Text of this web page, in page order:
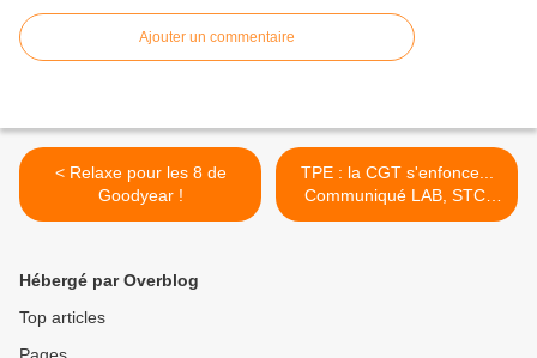
Ajouter un commentaire
< Relaxe pour les 8 de
Goodyear !
TPE : la CGT s'enfonce...
Communiqué LAB, STC,
Solidaires et CNT-SO >
Hébergé par Overblog
Top articles